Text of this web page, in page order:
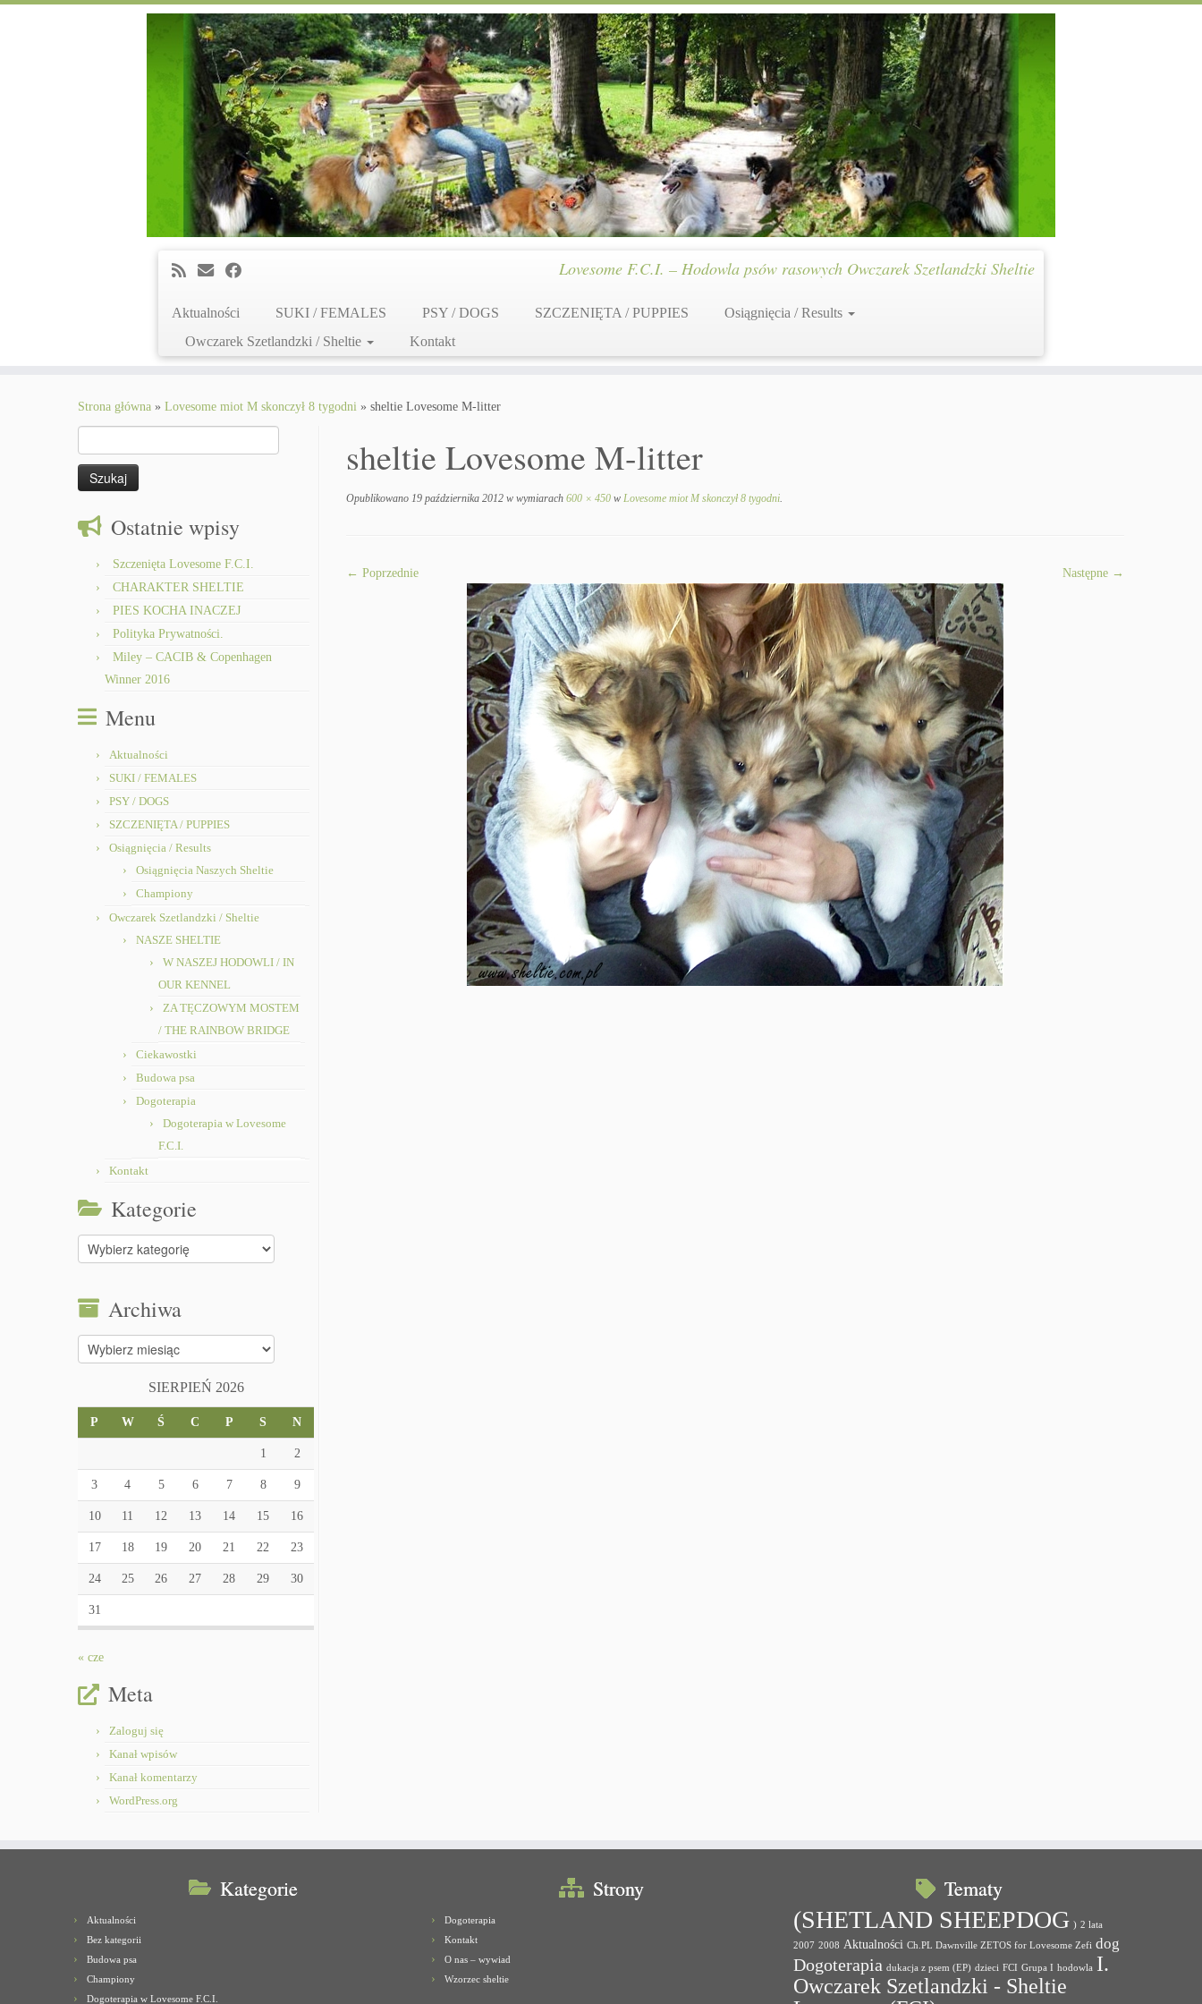
Lovesome F.C.I. – Hodowla psów rasowych Owczarek Szetlandzki Sheltie
Aktualności SUKI / FEMALES PSY / DOGS SZCZENIĘTA / PUPPIES
Osiągnięcia / Results
Owczarek Szetlandzki / Sheltie
Kontakt
Strona główna » Lovesome miot M skonczył 8 tygodni » sheltie Lovesome M-litter
Ostatnie wpisy
Szczenięta Lovesome F.C.I.
CHARAKTER SHELTIE
PIES KOCHA INACZEJ
Polityka Prywatności.
Miley – CACIB & Copenhagen
Winner 2016
Menu
Aktualności
SUKI / FEMALES
PSY / DOGS
SZCZENIĘTA / PUPPIES
Osiągnięcia / Results
Osiągnięcia Naszych Sheltie
Championy
Owczarek Szetlandzki / Sheltie
NASZE SHELTIE
W NASZEJ HODOWLI / IN
OUR KENNEL
ZA TĘCZOWYM MOSTEM
/ THE RAINBOW BRIDGE
Ciekawostki
Budowa psa
Dogoterapia
Dogoterapia w Lovesome
F.C.I.
Kontakt
Kategorie
Kategorie
Archiwa
Archiwa
SIERPIEŃ 2026
P W Ś C P S N
1 2
3 4 5 6 7 8 9
10 11 12 13 14 15 16
17 18 19 20 21 22 23
24 25 26 27 28 29 30
31
« cze
Meta
Zaloguj się
Kanał wpisów
Kanał komentarzy
WordPress.org
sheltie Lovesome M-litter
Opublikowano 19 października 2012 w wymiarach 600 × 450 w Lovesome miot M skonczył 8 tygodni.
← Poprzednie Następne →
Kategorie
Aktualności
Bez kategorii
Budowa psa
Championy
Dogoterapia w Lovesome F.C.I.
Strony
Dogoterapia
Kontakt
O nas – wywiad
Wzorzec sheltie
Tematy
(SHETLAND SHEEPDOG ) 2 lata
2007 2008 Aktualności Ch.PL Dawnville ZETOS for Lovesome Zefi dog
Dogoterapia dukacja z psem (EP) dzieci FCI Grupa I hodowla I.
Owczarek Szetlandzki - Sheltie